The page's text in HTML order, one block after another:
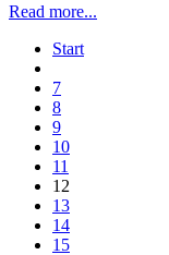
Read more...
Start
7
8
9
10
11
12
13
14
15